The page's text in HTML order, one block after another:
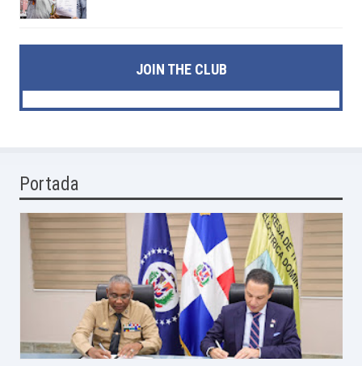
JOIN THE CLUB
Portada